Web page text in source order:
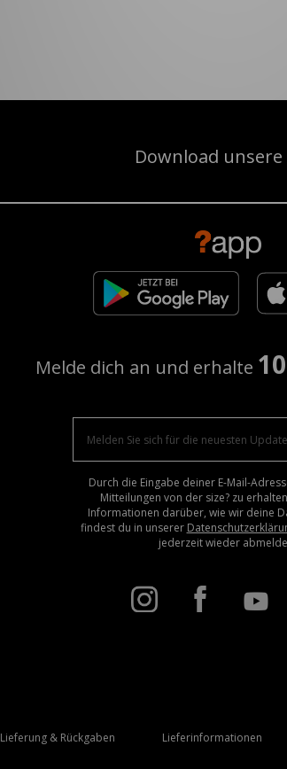
Download unsere
Melde dich an und erhalte
Durch die Eingabe deiner E-Mail-
Mitteilungen von der size? zu
Informationen darüber, wie wir deine
findest du in unserer
jederzeit wieder
Lieferung & Rückgaben Lieferinformationen